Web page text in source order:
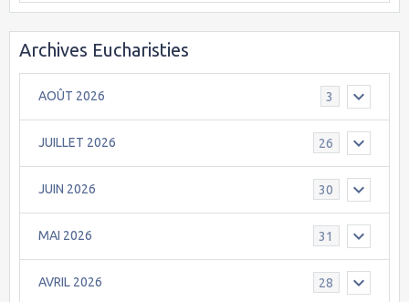
Archives Eucharisties
AOÛT 2026 3
JUILLET 2026 26
JUIN 2026 30
MAI 2026 31
AVRIL 2026 28